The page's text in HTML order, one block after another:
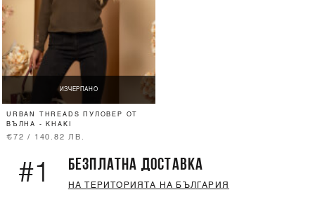
ИЗЧЕРПАНО
URBAN THREADS ПУЛОВЕР ОТ
ВЪЛНА - KHAKI
€72 / 140.82 ЛВ.
#1 БЕЗПЛАТНА ДОСТАВКА
НА ТЕРИТОРИЯТА НА БЪЛГАРИЯ